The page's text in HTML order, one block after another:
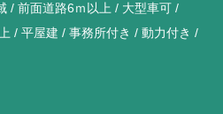
前面道路6ｍ以上
大型車可
平屋建 事務所付き 動力付き